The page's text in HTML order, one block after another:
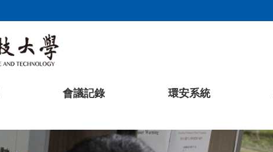
會議記錄 環安系統